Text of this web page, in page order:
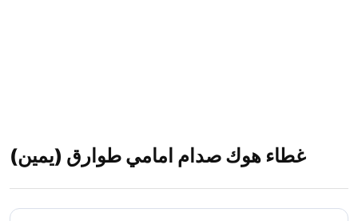
غطاء هوك صدام امامي طوارق (يمين)